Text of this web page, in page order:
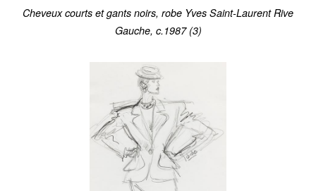
Cheveux courts et gants noirs, robe Yves Saint-Laurent Rive
Gauche, c.1987 (3)